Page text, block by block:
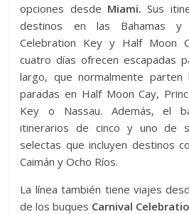
opciones desde Miami. Sus
destinos en las Bahamas y
Celebration Key y Half Moon
cuatro días ofrecen escapadas
largo, que normalmente parten
paradas en Half Moon Cay,
Key o Nassau. Además, el
itinerarios de cinco y uno de
selectas que incluyen destinos
Caimán y Ocho Ríos.
La línea también tiene viajes
de los buques Carnival